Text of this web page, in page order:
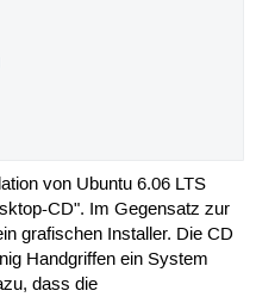
von Ubuntu 6.06 LTS
CD". Im Gegensatz zur
grafischen Installer. Die CD
Handgriffen ein System
dass die